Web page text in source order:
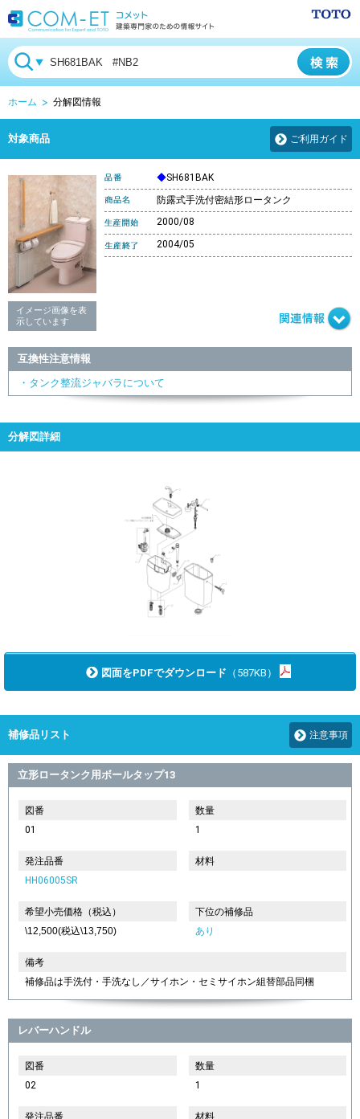
ホーム 分解図情報
対象商品 ご利用ガイド
イメージ画像を表
示しています
◆SH681BAK
防露式手洗付密結形ロータンク
2000/08
2004/05
互換性注意情報
・タンク整流ジャバラについて
分解図詳細
図面をPDFでダウンロード （587KB）
補修品リスト 注意事項
立形ロータンク用ボールタップ13
図番
01
数量
1
発注品番
HH06005SR
材料
希望小売価格（税込）
\12,500(税込\13,750)
下位の補修品
あり
備考
補修品は手洗付・手洗なし／サイホン・セミサイホン組替部品同梱
レバーハンドル
図番
02
数量
1